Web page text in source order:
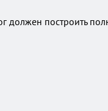
должен построить